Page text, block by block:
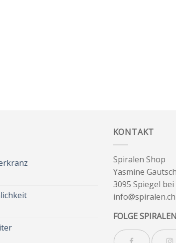
KONTAKT
Spiralen Shop
Yasmine
3095 Spiegel
info@spiralen.ch
FOLGE